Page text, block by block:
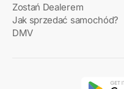
Zostań Dealerem
Jak sprzedać samochód?
DMV